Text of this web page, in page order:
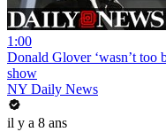
1:00
Donald Glover ‘wasn’t too
show
NY Daily News
il y a 8 ans